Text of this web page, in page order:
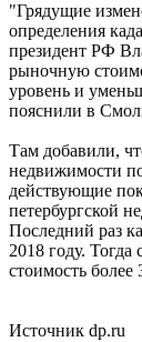
"Грядущие
определения
президент РФ
рыночную
уровень и
пояснили в
Там добавили,
недвижимости
действующие
петербургской
Последний раз
2018 году.
стоимость
Источник dp.ru